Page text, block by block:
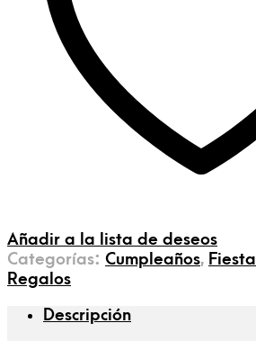
Añadir a la lista de deseos
Categorías: Cumpleaños, Fiesta
Regalos
Descripción